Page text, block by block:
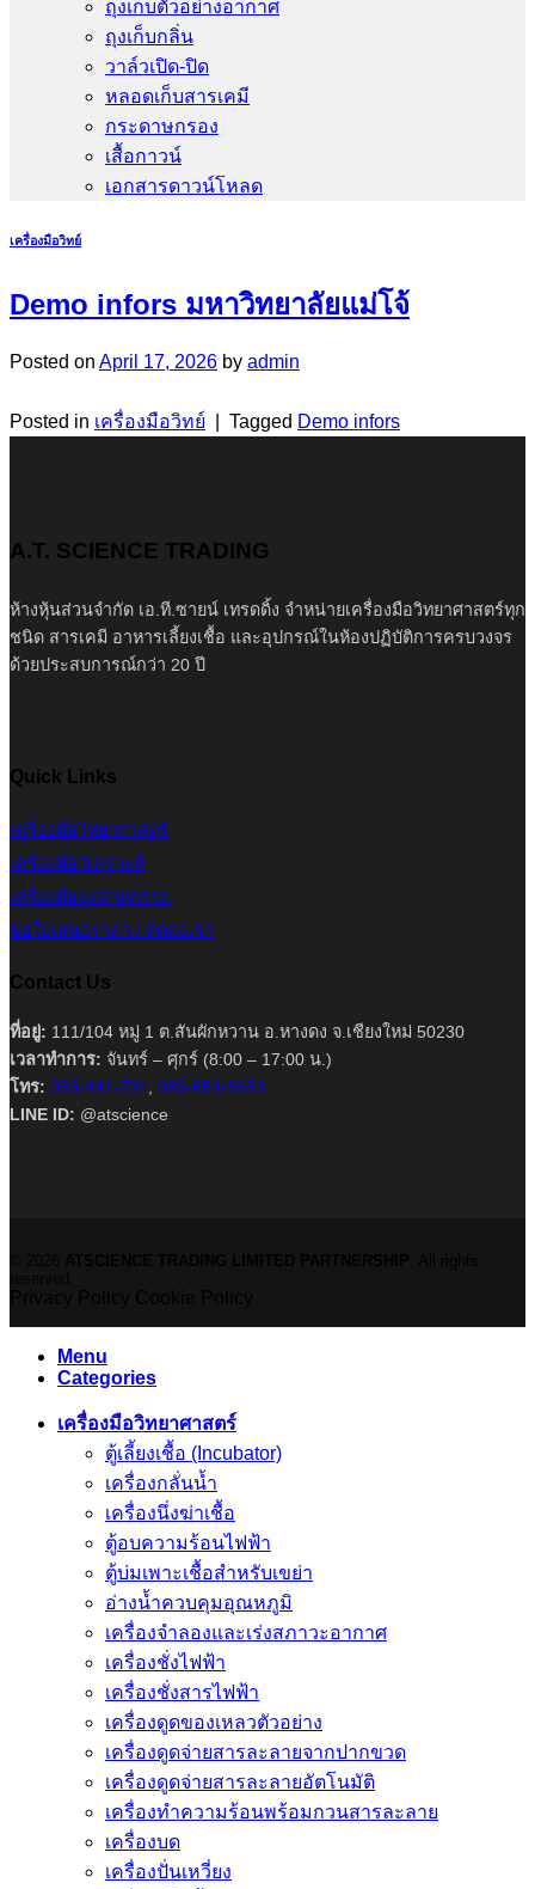
ถุงเก็บตัวอย่างอากาศ
ถุงเก็บกลิ่น
วาล์วเปิด-ปิด
หลอดเก็บสารเคมี
กระดาษกรอง
เสื้อกาวน์
เอกสารดาวน์โหลด
เครื่องมือวิทย์
Demo infors มหาวิทยาลัยแม่โจ้
Posted on April 17, 2026 by admin
Posted in เครื่องมือวิทย์ Tagged Demo infors
A.T. SCIENCE TRADING
ห้างหุ้นส่วนจำกัด เอ.ที.ซายน์ เทรดดิ้ง จำหน่ายเครื่องมือวิทยาศาสตร์ทุก
ชนิด สารเคมี อาหารเลี้ยงเชื้อ และอุปกรณ์ในห้องปฏิบัติการครบวงจร
ด้วยประสบการณ์กว่า 20 ปี
Quick Links
เครื่องมือวิทยาศาสตร์
เครื่องมือวิเคราะห์
เครื่องมืออุตสาหกรรม
ขอใบเสนอราคา / ติดต่อเรา
Contact Us
ที่อยู่: 111/104 หมู่ 1 ต.สันผักหวาน อ.หางดง จ.เชียงใหม่ 50230
เวลาทำการ: จันทร์ – ศุกร์ (8:00 – 17:00 น.)
โทร: 053-441-794, 086-654-5653
LINE ID: @atscience
Menu
Categories
เครื่องมือวิทยาศาสตร์
ตู้เลี้ยงเชื้อ (Incubator)
เครื่องกลั่นน้ำ
เครื่องนึ่งฆ่าเชื้อ
ตู้อบความร้อนไฟฟ้า
ตู้บ่มเพาะเชื้อสำหรับเขย่า
อ่างน้ำควบคุมอุณหภูมิ
เครื่องจำลองและเร่งสภาวะอากาศ
เครื่องชั่งไฟฟ้า
เครื่องชั่งสารไฟฟ้า
เครื่องดูดของเหลวตัวอย่าง
เครื่องดูดจ่ายสารละลายจากปากขวด
เครื่องดูดจ่ายสารละลายอัตโนมัติ
เครื่องทำความร้อนพร้อมกวนสารละลาย
เครื่องบด
เครื่องปั่นเหวี่ยง